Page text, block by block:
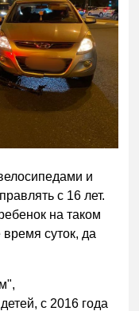
и
с 16 лет.
на таком
суток, да
с 2016 года